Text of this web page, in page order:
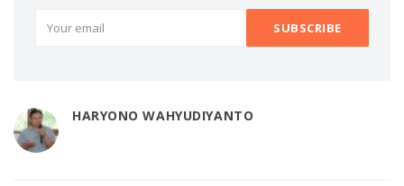
HARYONO WAHYUDIYANTO